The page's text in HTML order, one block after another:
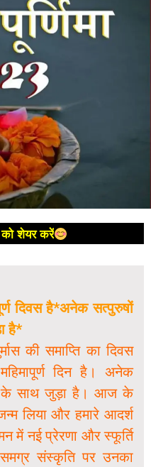
शेयर करें
दिवस है*अनेक सत्पुरुषों
है*
की समाप्ति का दिवस
दिन है। अनेक
के साथ जुड़ा है। आज के
लिया और हमारे आदर्श
में नई प्रेरणा और स्फूर्ति
संस्कृति पर उनका